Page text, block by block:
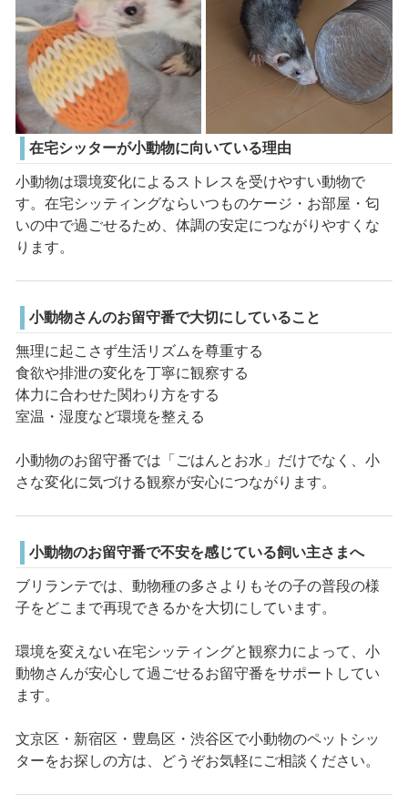
在宅シッターが小動物に向いている理由
小動物は環境変化によるストレスを受けやすい動物で
す。在宅シッティングならいつものケージ・お部屋・匂
いの中で過ごせるため、体調の安定につながりやすくな
ります。
小動物さんのお留守番で大切にしていること
無理に起こさず生活リズムを尊重する
食欲や排泄の変化を丁寧に観察する
体力に合わせた関わり方をする
室温・湿度など環境を整える
小動物のお留守番では「ごはんとお水」だけでなく、小
さな変化に気づける観察が安心につながります。
小動物のお留守番で不安を感じている飼い主さまへ
ブリランテでは、動物種の多さよりもその子の普段の様
子をどこまで再現できるかを大切にしています。
環境を変えない在宅シッティングと観察力によって、小
動物さんが安心して過ごせるお留守番をサポートしてい
ます。
文京区・新宿区・豊島区・渋谷区で小動物のペットシッ
ターをお探しの方は、どうぞお気軽にご相談ください。